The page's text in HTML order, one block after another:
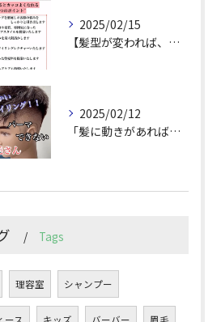
2025/02/15
【髪型が変われば、人生が変わる。
2025/02/12
「髪に動きがあれば印象は変わる！」
Tags
理容室 シャンプー